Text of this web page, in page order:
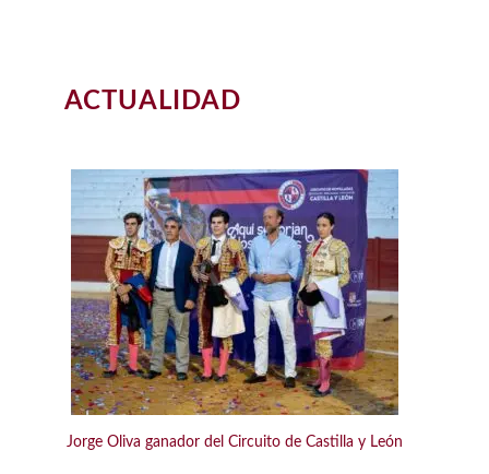
ACTUALIDAD
Jorge Oliva ganador del Circuito de Castilla y León